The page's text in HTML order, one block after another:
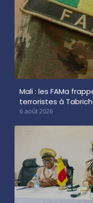
Mali : les FAMa
terroristes à
6 août 2026